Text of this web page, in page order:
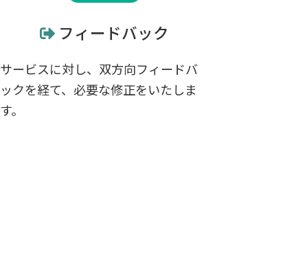
フィードバック
サービスに対し、双方向フィードバ
ックを経て、必要な修正をいたしま
す。